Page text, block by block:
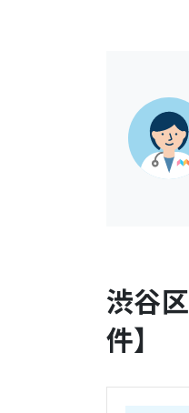
渋谷区
件】